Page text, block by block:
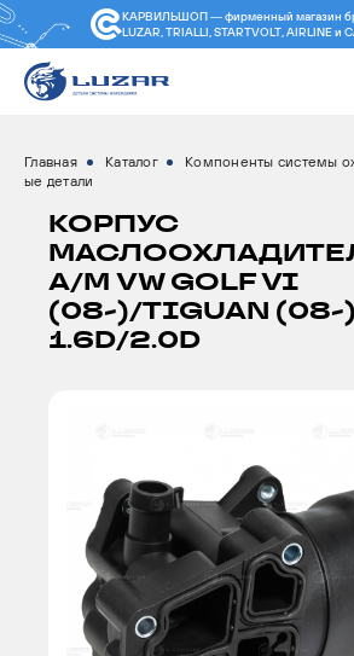
КАРВИЛЬШОП — фирменный магазин
LUZAR, TRIALLI, STARTVOLT, AIRLINE и
Главная Каталог Компоненты системы
ые детали
КОРПУС
А/М VW GOLF VI
(08-)/TIGUAN (08-)
1.6D/2.0D